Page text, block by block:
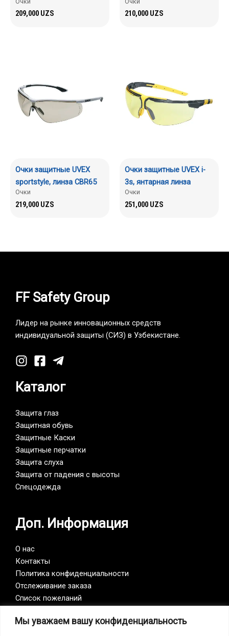
Мы уважаем вашу конфиденциальность
209,000 UZS 210,000 UZS
Очки защитные UVEX
sportstyle, линза CBR65
Очки
219,000 UZS
Очки защитные UVEX i-
3s, янтарная линза
Очки
251,000 UZS
FF Safety Group
Лидер на рынке инновационных средств
индивидуальной защиты (СИЗ) в Узбекистане.
Каталог
Защита глаз
Защитная обувь
Защитные Каски
Защитные перчатки
Защита слуха
Защита от падения с высоты
Спецодежда
Доп. Информация
О нас
Контакты
Политика конфиденциальности
Отслеживание заказа
Список пожеланий
Vision Zero